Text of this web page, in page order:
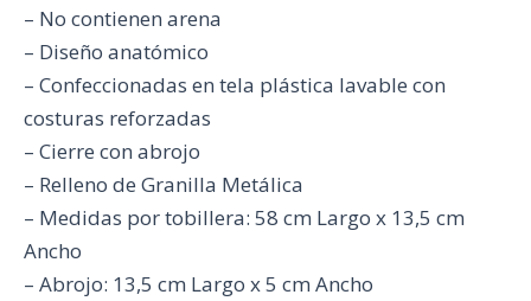
– No contienen arena
– Diseño anatómico
– Confeccionadas en tela plástica lavable con
costuras reforzadas
– Cierre con abrojo
– Relleno de Granilla Metálica
– Medidas por tobillera: 58 cm Largo x 13,5 cm
Ancho
– Abrojo: 13,5 cm Largo x 5 cm Ancho